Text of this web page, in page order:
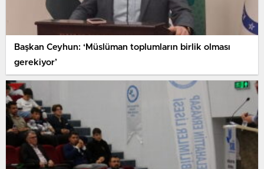
Başkan Ceyhun: ‘Müslüman toplumların birlik olması
gerekiyor’